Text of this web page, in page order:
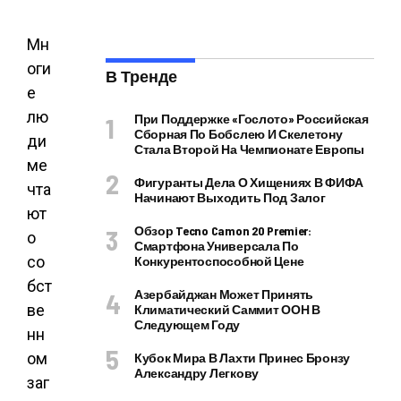
Мн
оги
е
лю
ди
ме
чта
ют
о
со
бст
ве
нн
ом
заг
В Тренде
При Поддержке «Гослото» Российская
Сборная По Бобслею И Скелетону
Стала Второй На Чемпионате Европы
Фигуранты Дела О Хищениях В ФИФА
Начинают Выходить Под Залог
Обзор Tecno Camon 20 Premier:
Смартфона Универсала По
Конкурентоспособной Цене
Азербайджан Может Принять
Климатический Саммит ООН В
Следующем Году
Кубок Мира В Лахти Принес Бронзу
Александру Легкову